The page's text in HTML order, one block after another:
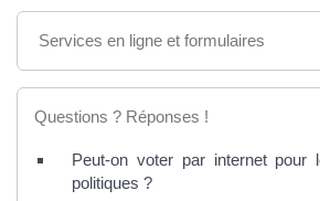
Services en ligne et formulaires
Questions ? Réponses !
Peut-on voter par internet pour
politiques ?